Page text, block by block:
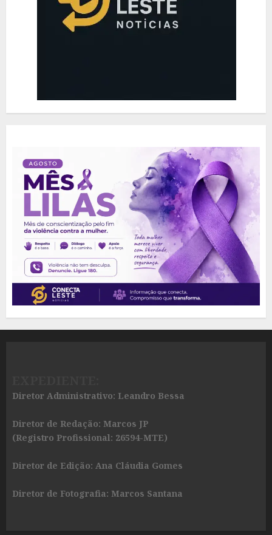
Diretor Administrativo: Leandro Bessa
Diretor de Redação: Marcos JP
(Registro Profissional: 26594-MTE)
Diretor de Edição: Ana Cláudia Gomes
Diretor de Fotografia: Marcos Santana